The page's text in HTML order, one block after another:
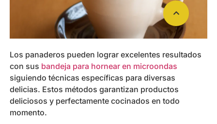
Los panaderos pueden lograr excelentes resultados
con sus bandeja para hornear en microondas
siguiendo técnicas específicas para diversas
delicias. Estos métodos garantizan productos
deliciosos y perfectamente cocinados en todo
momento.